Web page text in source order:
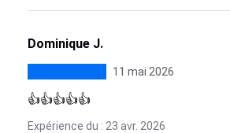
Dominique J.
11 mai 2026
👍👍👍👍👍
Expérience du : 23 avr. 2026